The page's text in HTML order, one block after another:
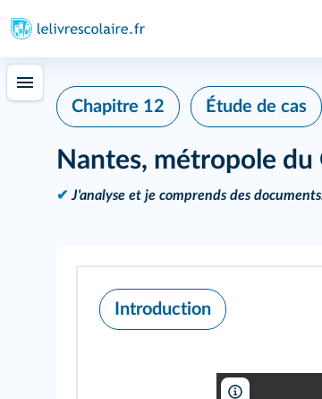
Chapitre 12 Étude de cas
Nantes, métropole du
✔ J'analyse et je comprends des
Introduction